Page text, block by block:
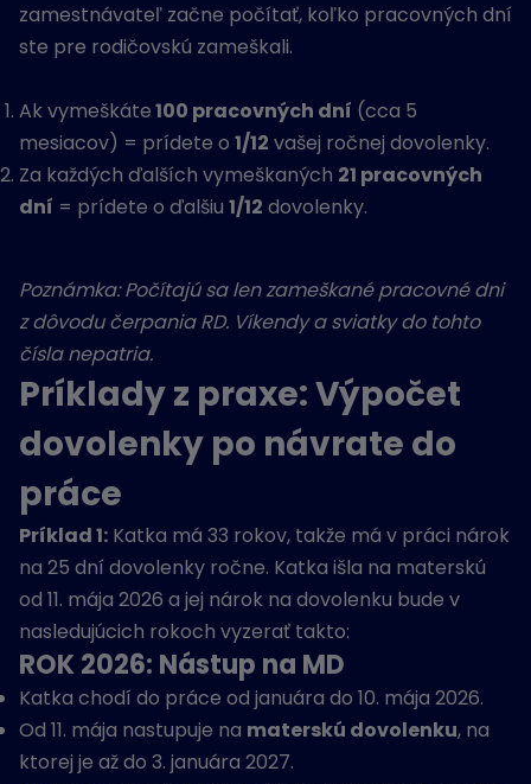
zamestnávateľ začne počítať, koľko pracovných dní
ste pre rodičovskú zameškali.
Ak vymeškáte100 pracovných dní (cca 5
mesiacov) = prídete o 1/12 vašej ročnej dovolenky.
Za každých ďalších vymeškaných 21 pracovných
dní = prídete o ďalšiu 1/12 dovolenky.
Poznámka: Počítajú sa len zameškané pracovné dni
z dôvodu čerpania RD. Víkendy a sviatky do tohto
čísla nepatria.
Príklady z praxe: Výpočet
dovolenky po návrate do
práce
Príklad 1: Katka má 33 rokov, takže má v práci nárok
na 25 dní dovolenky ročne. Katka išla na materskú
od 11. mája 2026 a jej nárok na dovolenku bude v
nasledujúcich rokoch vyzerať takto:
ROK 2026: Nástup na MD
Katka chodí do práce od januára do 10. mája 2026.
Od 11. mája nastupuje na materskú dovolenku, na
ktorej je až do 3. januára 2027.